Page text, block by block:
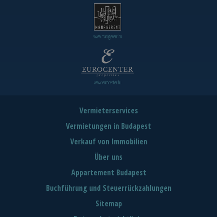
www.managerent.hu
www.eurocenter.hu
Vermieterservices
Vermietungen in Budapest
Verkauf von Immobilien
Über uns
Appartement Budapest
Buchführung und Steuerrückzahlungen
Sitemap